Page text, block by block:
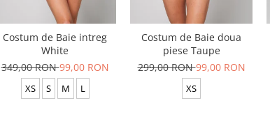
Costum de Baie intreg
White
349,00 RON99,00 RON
XS S M L
Costum de Baie doua
piese Taupe
299,00 RON99,00 RON
XS